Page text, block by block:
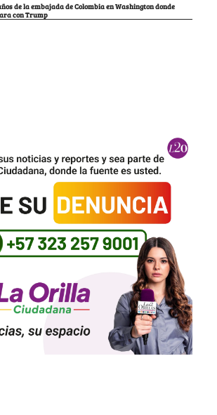
de la embajada de Colombia en Washington donde
con Trump